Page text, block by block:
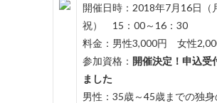
開催日時：2018年7月16日（
祝） 15：00～16：30
料金：男性3,000円 女性
参加資格： 開催決定！申込受
ました
男性：35歳～45歳までの独